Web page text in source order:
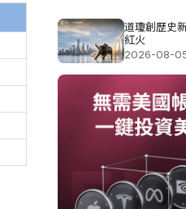
道瓊創歷史
紅火
2026-08-